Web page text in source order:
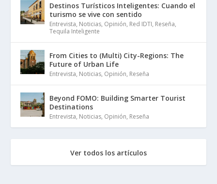
Destinos Turísticos Inteligentes: Cuando el
turismo se vive con sentido
Entrevista, Noticias, Opinión, Red IDTI, Reseña,
Tequila Inteligente
From Cities to (Multi) City-Regions: The
Future of Urban Life
Entrevista, Noticias, Opinión, Reseña
Beyond FOMO: Building Smarter Tourist
Destinations
Entrevista, Noticias, Opinión, Reseña
Ver todos los artículos